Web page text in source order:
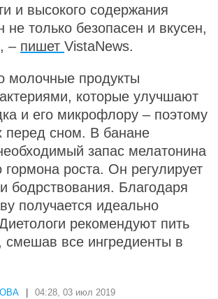
и высокого содержания
не только безопасен и вкусен,
– пишет VistaNews.
молочные продукты
которые улучшают
и его микрофлору – поэтому
перед сном. В банане
запас мелатонина
гормона роста. Он регулирует
бодрствования. Благодаря
получается идеально
рекомендуют пить
смешав все ингредиенты в
04:28, 03 июл 2019